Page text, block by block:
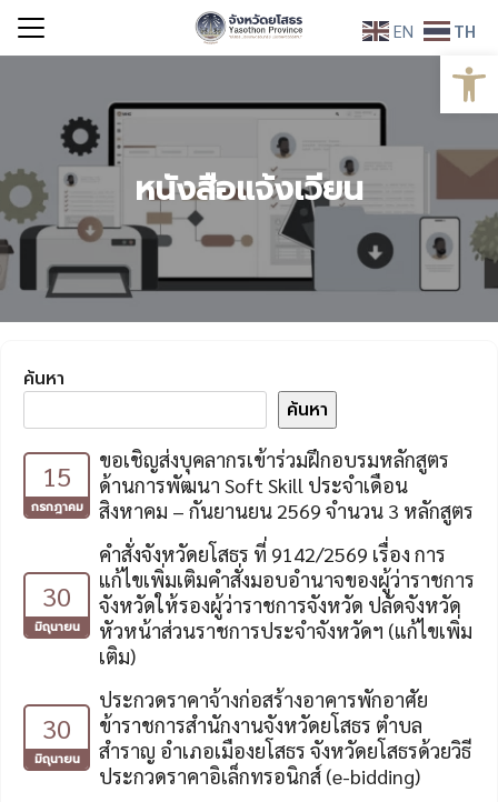
Skip
หนังสือแจ้งเวียน
ค้นหา
ค้นหา
15
กรกฎาคม
ขอเชิญส่งบุคลากรเข้าร่วมฝึกอบรมหลักสูตร
ด้านการพัฒนา Soft Skill ประจำเดือน
สิงหาคม – กันยานยน 2569 จำนวน 3 หลักสูตร
30
มิถุนายน
คำสั่งจังหวัดยโสธร ที่ 9142/2569 เรื่อง การ
แก้ไขเพิ่มเติมคำสั่งมอบอำนาจของผู้ว่าราชการ
จังหวัดให้รองผู้ว่าราชการจังหวัด ปลัดจังหวัด
หัวหน้าส่วนราชการประจำจังหวัดฯ (แก้ไขเพิ่ม
เติม)
30
มิถุนายน
ประกวดราคาจ้างก่อสร้างอาคารพักอาศัย
ข้าราชการสำนักงานจังหวัดยโสธร ตำบล
สำราญ อำเภอเมืองยโสธร จังหวัดยโสธรด้วยวิธี
ประกวดราคาอิเล็กทรอนิกส์ (e-bidding)
EN TH